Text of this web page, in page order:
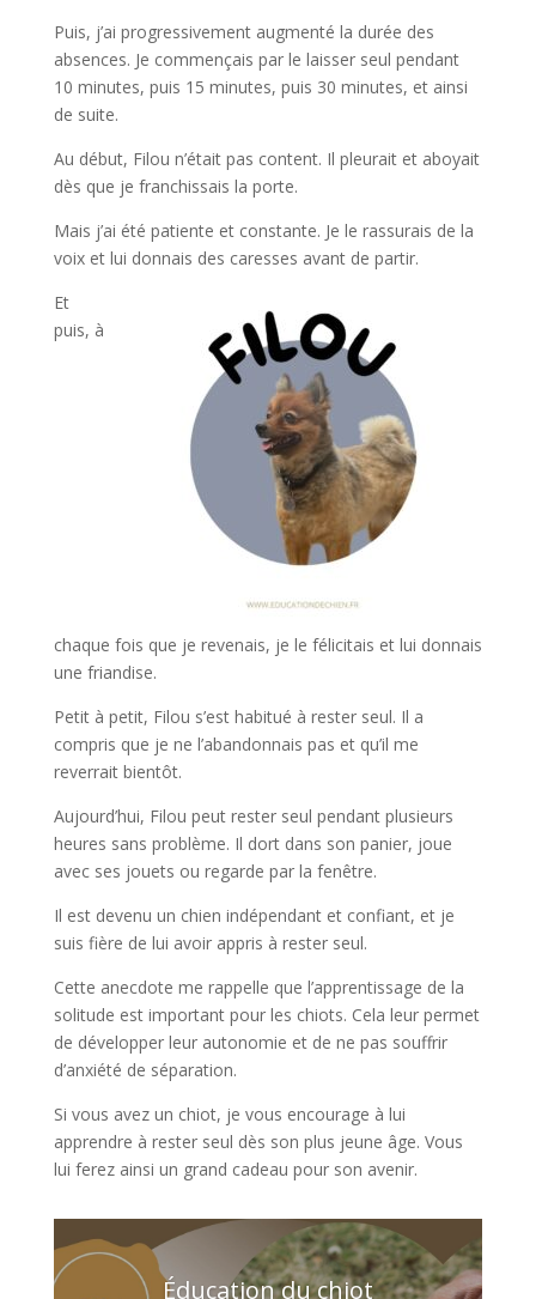
Puis, j’ai progressivement augmenté la durée des
absences. Je commençais par le laisser seul pendant
10 minutes, puis 15 minutes, puis 30 minutes, et ainsi
de suite.
Au début, Filou n’était pas content. Il pleurait et aboyait
dès que je franchissais la porte.
Mais j’ai été patiente et constante. Je le rassurais de la
voix et lui donnais des caresses avant de partir.
Et
puis, à
chaque fois que je revenais, je le félicitais et lui donnais
une friandise.
Petit à petit, Filou s’est habitué à rester seul. Il a
compris que je ne l’abandonnais pas et qu’il me
reverrait bientôt.
Aujourd’hui, Filou peut rester seul pendant plusieurs
heures sans problème. Il dort dans son panier, joue
avec ses jouets ou regarde par la fenêtre.
Il est devenu un chien indépendant et confiant, et je
suis fière de lui avoir appris à rester seul.
Cette anecdote me rappelle que l’apprentissage de la
solitude est important pour les chiots. Cela leur permet
de développer leur autonomie et de ne pas souffrir
d’anxiété de séparation.
Si vous avez un chiot, je vous encourage à lui
apprendre à rester seul dès son plus jeune âge. Vous
lui ferez ainsi un grand cadeau pour son avenir.
Éducation du chiot